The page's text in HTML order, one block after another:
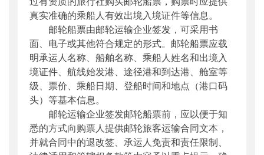
真实准确的乘船人有效出境入境证件等信息。
邮轮船票由邮轮运输企业签发，可采用书
面、电子或其他符合规定的形式。邮轮船票应载
明承运人名称、船舶名称、乘船人姓名和出境入
境证件、航线始发港、途径港和到达港、舱室等
级、票价、乘船日期、登船时间和地点（港口码
头）等基本信息。
邮轮运输企业签发邮轮船票前，应以便于知
悉的方式向购票人提供邮轮旅客运输合同文本，
并就合同中的退改签、承运人免责和责任限制、